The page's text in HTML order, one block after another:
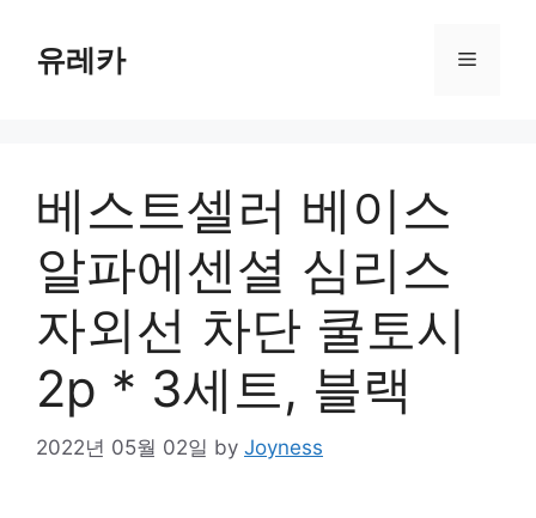
content유레카 Menu
베스트셀러 베이스
알파에센셜 심리스
자외선 차단 쿨토시
2p * 3세트, 블랙
2022년 05월 02일 by Joyness